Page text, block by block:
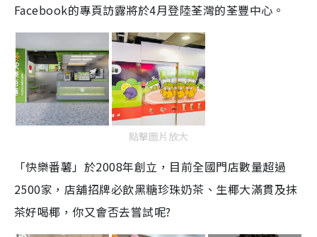
Facebook的專頁訪露將於4月登陸荃灣的荃豐中心。
點擊圖片放大
「快樂番薯」於2008年創立，目前全國門店數量超過
2500家，店舖招牌必飲黑糖珍珠奶茶、生椰大滿貫及抹
茶好喝椰，你又會否去嘗試呢?